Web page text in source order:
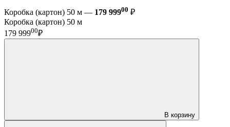
Коробка (картон) 50 м — 179 99900 ₽
Коробка (картон) 50 м
179 99900₽
В корзину